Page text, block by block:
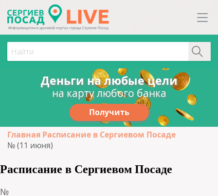
Деньги на любые цели
на карту любого банка
Получить
Главная Расписание в Сергиевом Посаде
№ (11 июня)
Расписание в Сергиевом Посаде
№